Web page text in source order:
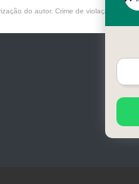
do autor. Crime de violação de